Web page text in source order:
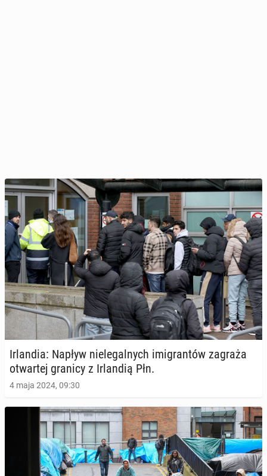
Ir­lan­dia: Napływ nie­le­gal­nych imi­gran­tów zagraża
otwar­tej granicy z Ir­lan­dią Płn.
4 maja 2024, 09:30